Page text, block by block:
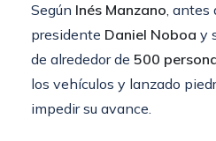
Según Inés Manzano, antes
presidente Daniel Noboa y
de alrededor de 500
los vehículos y lanzado
impedir su avance.